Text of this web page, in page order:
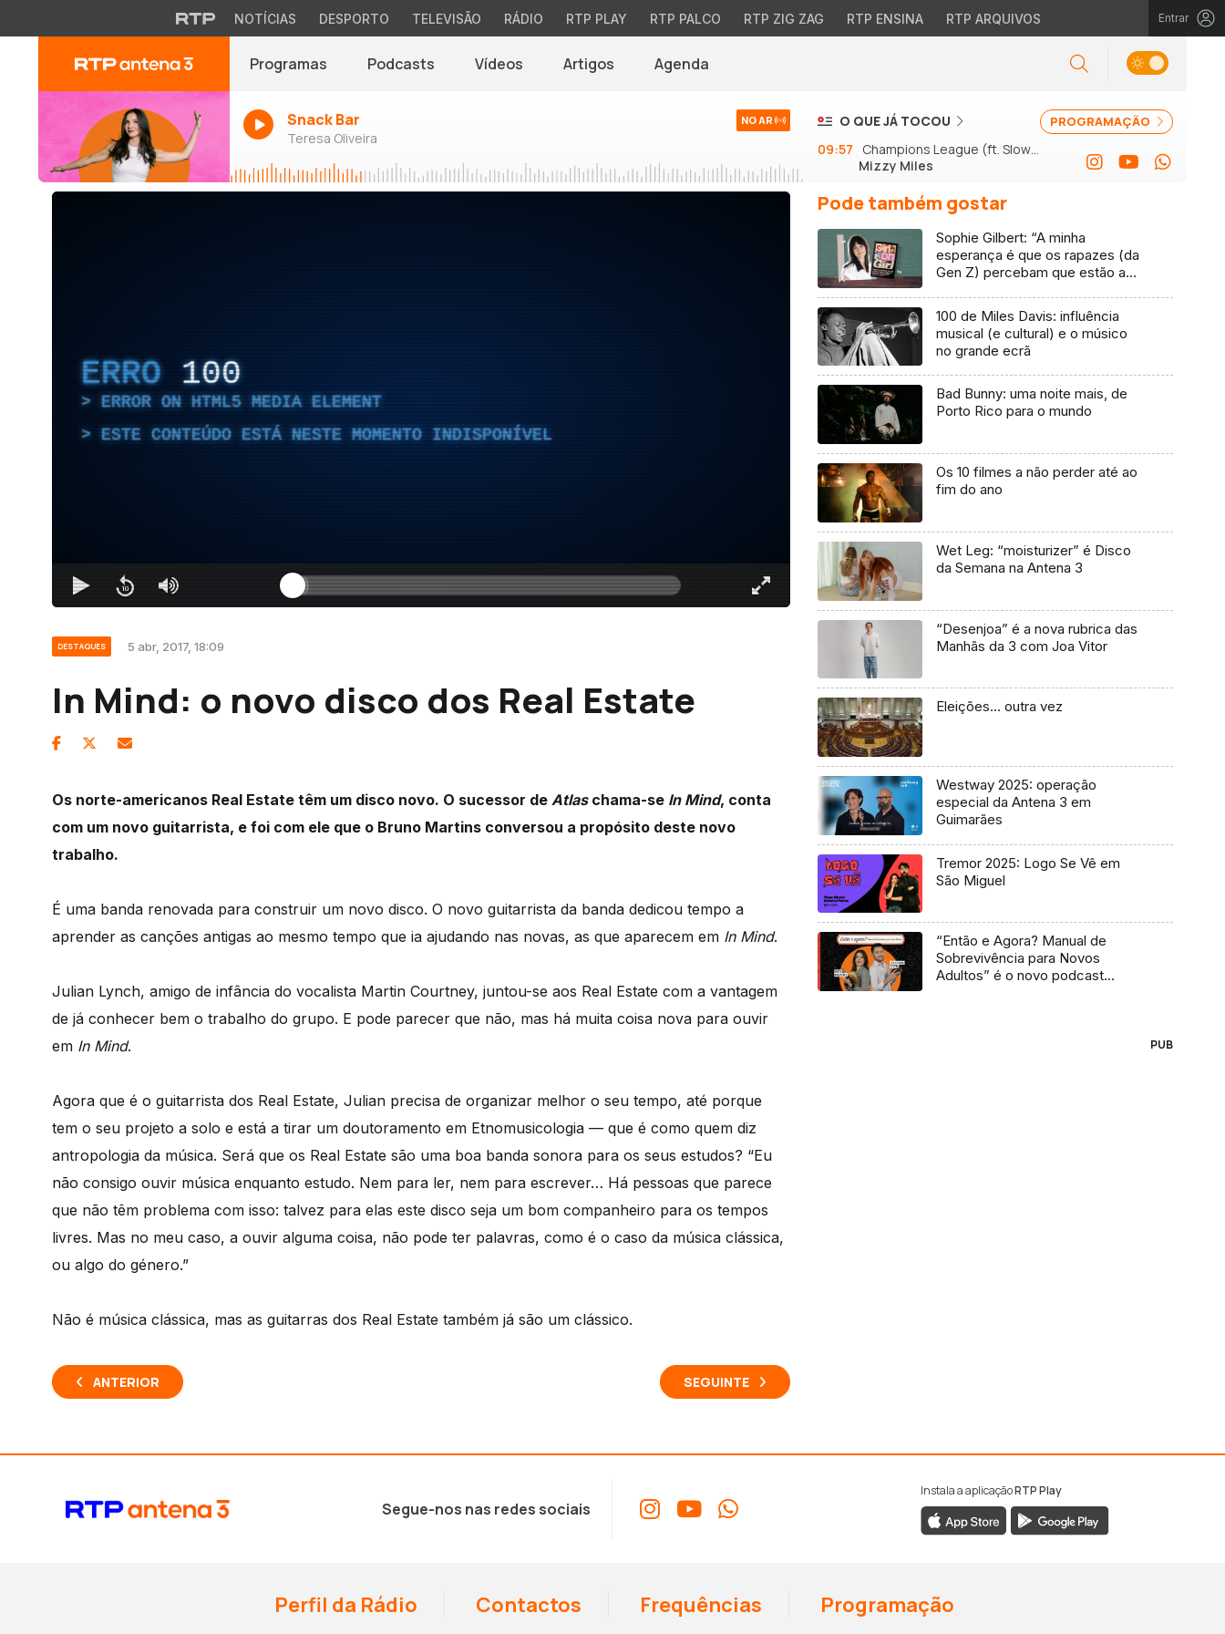
NOTÍCIAS DESPORTO TELEVISÃO RÁDIO RTP PLAY RTP PALCO RTP ZIG ZAG RTP ENSINA RTP ARQUIVOS Entrar
Programas Podcasts Vídeos Artigos Agenda
Snack Bar
Teresa Oliveira
NO AR PROGRAMAÇÃO
O QUE JÁ TOCOU
09:57
Champions League (ft. Slow J
e GSon)
Mizzy Miles
ERRO 100
ERROR ON HTML5 MEDIA ELEMENT
ESTE CONTEÚDO ESTÁ NESTE MOMENTO INDISPONÍVEL
DESTAQUES 5 abr, 2017, 18:09
In Mind: o novo disco dos Real Estate
Os norte-americanos Real Estate têm um disco novo. O sucessor de Atlaschama-se In Mind, conta
com um novo guitarrista, e foi com ele que o Bruno Martins conversou a propósito deste novo
trabalho.
É uma banda renovada para construir um novo disco. O novo guitarrista da banda dedicou tempo a
aprender as canções antigas ao mesmo tempo que ia ajudando nas novas, as que aparecem em In Mind.
Julian Lynch, amigo de infância do vocalista Martin Courtney, juntou-se aos Real Estate com a vantagem
de já conhecer bem o trabalho do grupo. E pode parecer que não, mas há muita coisa nova para ouvir
em In Mind.
Agora que é o guitarrista dos Real Estate, Julian precisa de organizar melhor o seu tempo, até porque
tem o seu projeto a solo e está a tirar um doutoramento em Etnomusicologia — que é como quem diz
antropologia da música. Será que os Real Estate são uma boa banda sonora para os seus estudos? “Eu
não consigo ouvir música enquanto estudo. Nem para ler, nem para escrever… Há pessoas que parece
que não têm problema com isso: talvez para elas este disco seja um bom companheiro para os tempos
livres. Mas no meu caso, a ouvir alguma coisa, não pode ter palavras, como é o caso da música clássica,
ou algo do género.”
Não é música clássica, mas as guitarras dos Real Estate também já são um clássico.
ANTERIOR SEGUINTE
Pode também gostar
Sophie Gilbert: “A minha
esperança é que os rapazes (da
Gen Z) percebam que estão a
100 de Miles Davis: influência
musical (e cultural) e o músico
no grande ecrã
Bad Bunny: uma noite mais, de
Porto Rico para o mundo
Os 10 filmes a não perder até ao
fim do ano
Wet Leg: “moisturizer” é Disco
da Semana na Antena 3
“Desenjoa” é a nova rubrica das
Manhãs da 3 com Joa Vitor
Eleições… outra vez
Westway 2025: operação
especial da Antena 3 em
Guimarães
Tremor 2025: Logo Se Vê em
São Miguel
“Então e Agora? Manual de
Sobrevivência para Novos
Adultos” é o novo podcast
PUB
Segue-nos nas redes sociais
Instala a aplicaçãoRTP Play
Perfil da Rádio Contactos Frequências Programação